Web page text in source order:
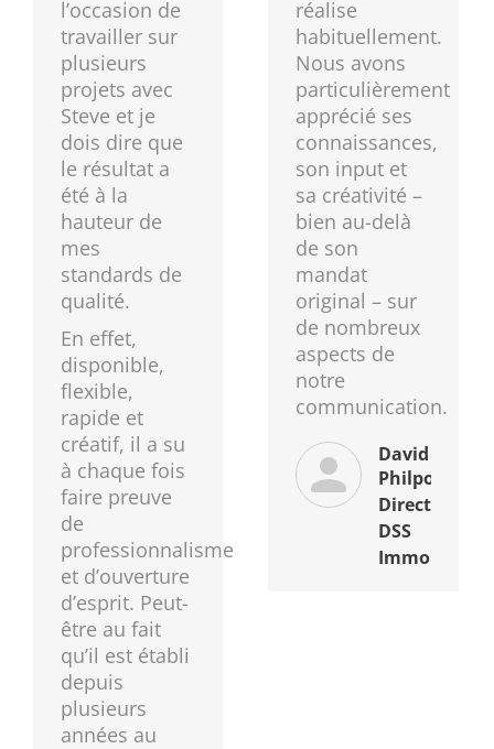
réalise
habituellement.
Nous avons
particulièrement
apprécié ses
connaissances,
son input et
sa créativité –
bien au-delà
de son
mandat
original – sur
de nombreux
aspects de
notre
communication.
David
Philpott
Directeur
DSS
Immobilier
l’occasion de
travailler sur
plusieurs
projets avec
Steve et je
dois dire que
le résultat a
été à la
hauteur de
mes
standards de
qualité.
En effet,
disponible,
flexible,
rapide et
créatif, il a su
à chaque fois
faire preuve
de
professionnalisme
et d’ouverture
d’esprit. Peut-
être au fait
qu’il est établi
depuis
plusieurs
années au